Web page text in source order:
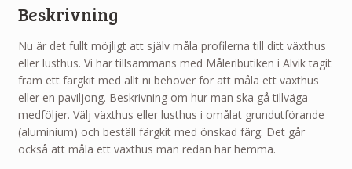
Beskrivning
Nu är det fullt möjligt att själv måla profilerna till ditt växthus
eller lusthus. Vi har tillsammans med Måleributiken i Alvik tagit
fram ett färgkit med allt ni behöver för att måla ett växthus
eller en paviljong. Beskrivning om hur man ska gå tillväga
medföljer. Välj växthus eller lusthus i omålat grundutförande
(aluminium) och beställ färgkit med önskad färg. Det går
också att måla ett växthus man redan har hemma.